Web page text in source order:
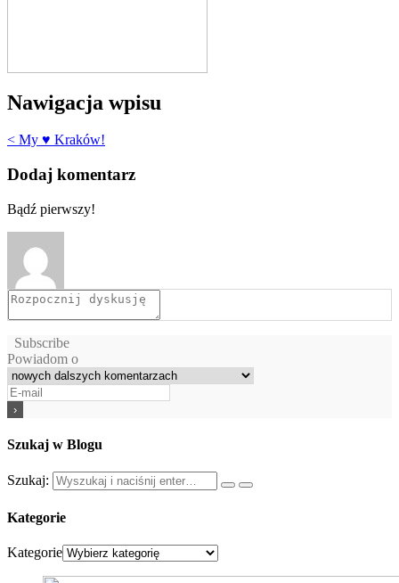
Nawigacja wpisu
< My ♥ Kraków!
Dodaj komentarz
Bądź pierwszy!
Subscribe
Powiadom o
Szukaj w Blogu
Szukaj:
Kategorie
Kategorie